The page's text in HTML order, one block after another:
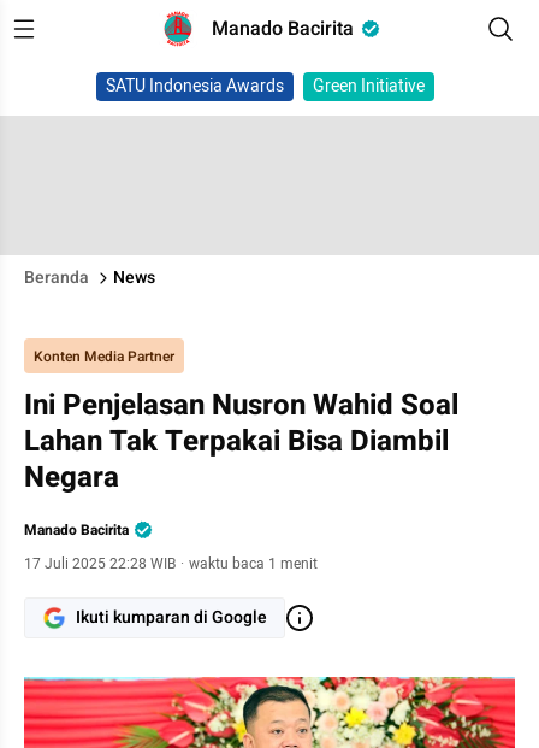
Manado Bacirita
SATU Indonesia Awards Green Initiative
Beranda News
Konten Media Partner
Ini Penjelasan Nusron Wahid Soal
Lahan Tak Terpakai Bisa Diambil
Negara
Manado Bacirita
17 Juli 2025 22:28 WIB · waktu baca 1 menit
Ikuti kumparan di Google